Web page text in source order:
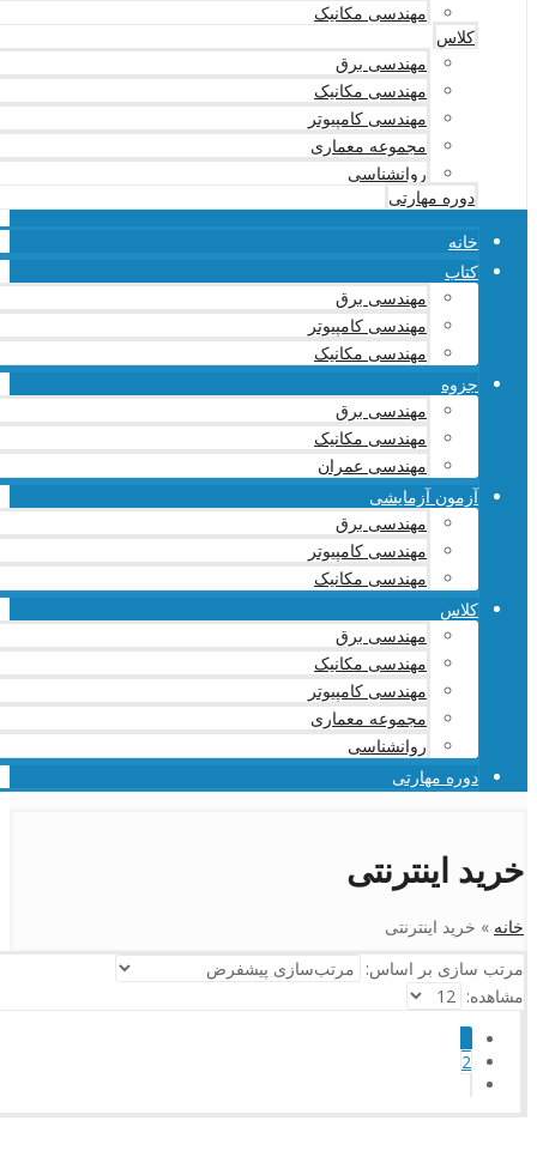
مهندسی مکانیک
کلاس
مهندسی برق
مهندسی مکانیک
مهندسی کامپیوتر
مجموعه معماری
روانشناسی
دوره مهارتی
خانه
کتاب
مهندسی برق
مهندسی کامپیوتر
مهندسی مکانیک
جزوه
مهندسی برق
مهندسی مکانیک
مهندسی عمران
آزمون آزمایشی
مهندسی برق
مهندسی کامپیوتر
مهندسی مکانیک
کلاس
مهندسی برق
مهندسی مکانیک
مهندسی کامپیوتر
مجموعه معماری
روانشناسی
دوره مهارتی
خرید اینترنتی
خانه » خرید اینترنتی
مرتب سازی بر اساس:
مشاهده:
2